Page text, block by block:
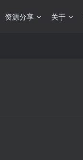
资源分享 关于